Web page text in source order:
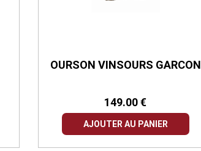
OURSON VINSOURS GARCON
149.00 €
AJOUTER AU PANIER